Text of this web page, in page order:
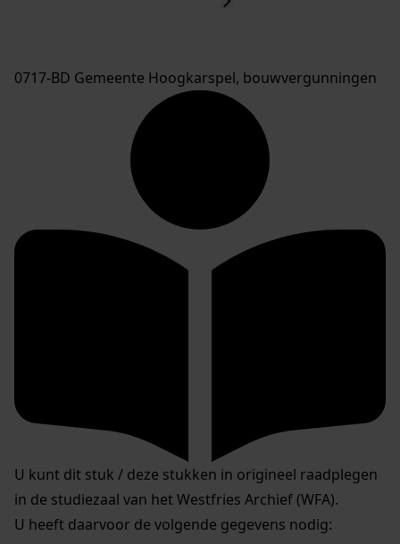
0717-BD Gemeente Hoogkarspel, bouwvergunningen
U kunt dit stuk / deze stukken in origineel raadplegen
in de studiezaal van het Westfries Archief (WFA).
U heeft daarvoor de volgende gegevens nodig: